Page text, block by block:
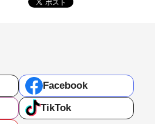
Facebook
TikTok